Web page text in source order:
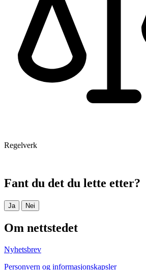
Regelverk
Fant du det du lette etter?
Ja Nei
Om nettstedet
Nyhetsbrev
Personvern og informasjonskapsler